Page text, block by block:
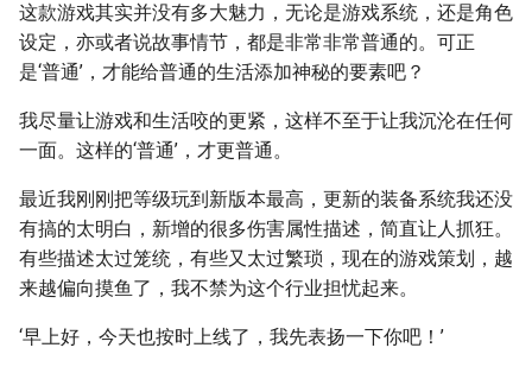
这款游戏其实并没有多大魅力，无论是游戏系统，还是角色
设定，亦或者说故事情节，都是非常非常普通的。可正
是‘普通’，才能给普通的生活添加神秘的要素吧？
我尽量让游戏和生活咬的更紧，这样不至于让我沉沦在任何
一面。这样的‘普通’，才更普通。
最近我刚刚把等级玩到新版本最高，更新的装备系统我还没
有搞的太明白，新增的很多伤害属性描述，简直让人抓狂。
有些描述太过笼统，有些又太过繁琐，现在的游戏策划，越
来越偏向摸鱼了，我不禁为这个行业担忧起来。
‘早上好，今天也按时上线了，我先表扬一下你吧！’